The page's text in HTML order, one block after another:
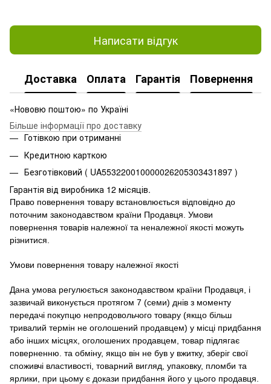
Написати відгук
Доставка Оплата Гарантія Повернення
«Нововю поштою» по Україні
Більше інформації про доставку
Готівкою при отриманні
Кредитною карткою
Безготівковий ( UA553220010000026205303431897 )
Гарантія від виробника 12 місяців.
Право повернення товару встановлюється відповідно до
поточним законодавством країни Продавця. Умови
повернення товарів належної та неналежної якості можуть
різнитися.
Умови повернення товару належної якості
Дана умова регулюється законодавством країни Продавця, і
зазвичай виконується протягом 7 (семи) днів з моменту
передачі покупцю непродовольчого товару (якщо більш
тривалий термін не оголошений продавцем) у місці придбання
або інших місцях, оголошених продавцем, товар підлягає
поверненню. та обміну, якщо він не був у вжитку, зберіг свої
споживчі властивості, товарний вигляд, упаковку, пломби та
ярлики, при цьому є докази придбання його у цього продавця.